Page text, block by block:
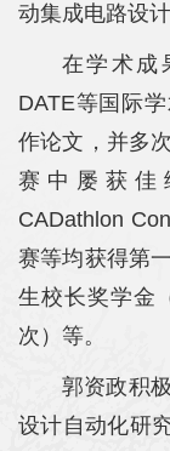
人
才
养
平
基
动集成电路设
在学术成
DATE等国际
作论文，并多
赛中屡获佳
CADathlon
赛等均获得第
生校长奖学金
次）等。
郭资政积
设计自动化研